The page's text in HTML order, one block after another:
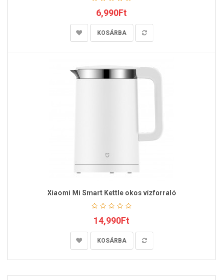
6,990Ft
KOSÁRBA
Xiaomi Mi Smart Kettle okos vízforraló
14,990Ft
KOSÁRBA